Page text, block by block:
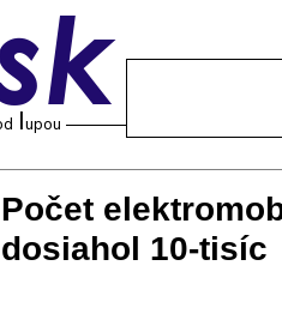
Počet
dosiahol 10-tisíc